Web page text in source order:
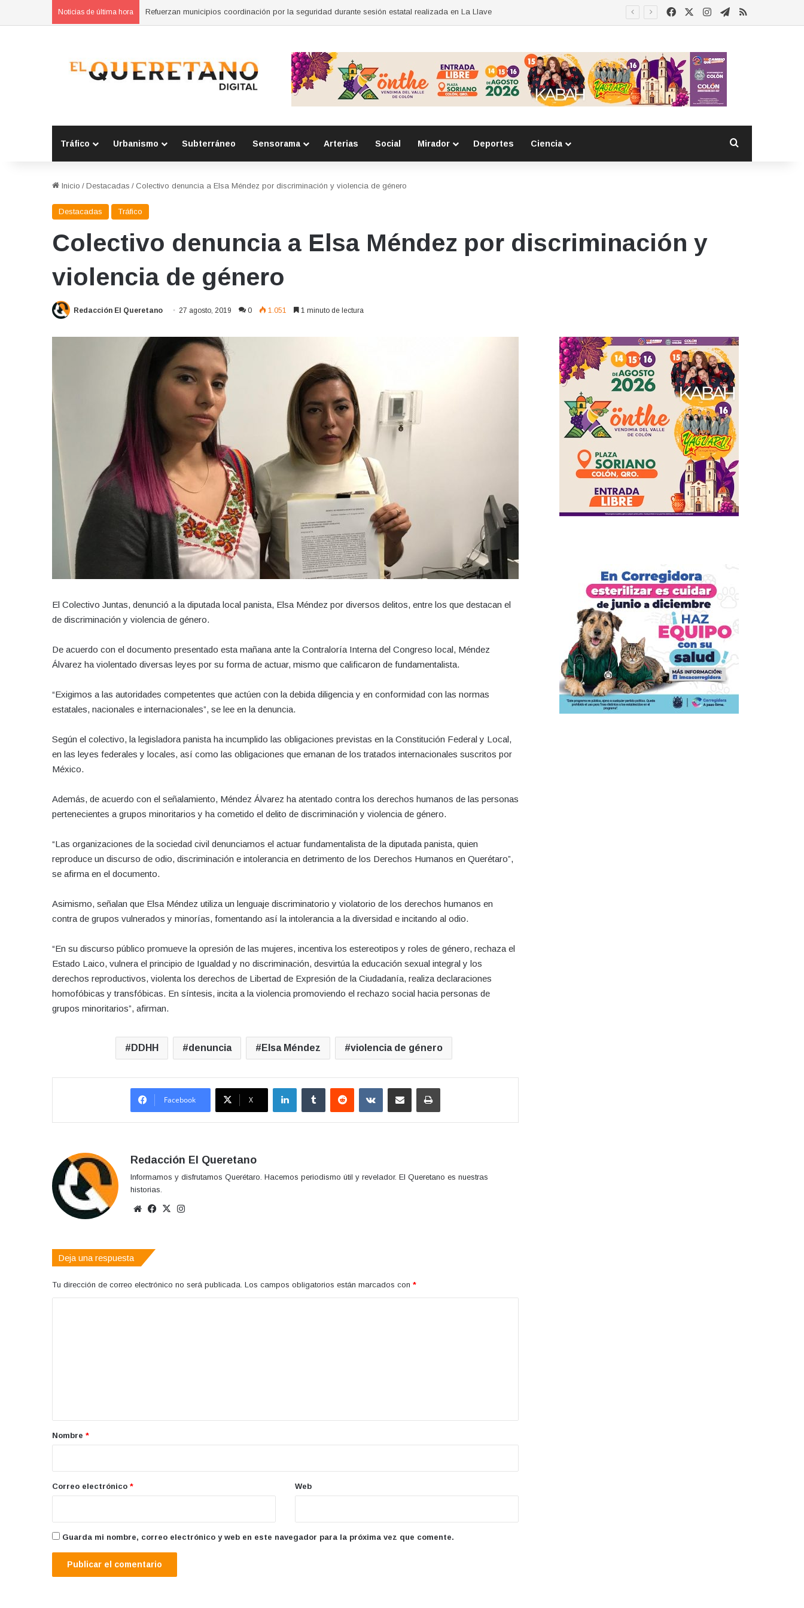
Noticias de última hora Clausura Marco Del Prete el taller Herramientas para Exportar FacebookInstagram
Telegram
RSS
Tráfico Urbanismo Subterráneo Sensorama Arterias Social Mirador Deportes Ciencia
Inicio / Destacadas / Colectivo denuncia a Elsa Méndez por discriminación y violencia de género
Destacadas Tráfico
Colectivo denuncia a Elsa Méndez por discriminación y
violencia de género
Redacción El Queretano 27 agosto, 2019 0 1.051 1 minuto de lectura
El Colectivo Juntas, denunció a la diputada local panista, Elsa Méndez por diversos delitos, entre los que destacan el
de discriminación y violencia de género.
De acuerdo con el documento presentado esta mañana ante la Contraloría Interna del Congreso local, Méndez
Álvarez ha violentado diversas leyes por su forma de actuar, mismo que calificaron de fundamentalista.
“Exigimos a las autoridades competentes que actúen con la debida diligencia y en conformidad con las normas
estatales, nacionales e internacionales”, se lee en la denuncia.
Según el colectivo, la legisladora panista ha incumplido las obligaciones previstas en la Constitución Federal y Local,
en las leyes federales y locales, así como las obligaciones que emanan de los tratados internacionales suscritos por
México.
Además, de acuerdo con el señalamiento, Méndez Álvarez ha atentado contra los derechos humanos de las personas
pertenecientes a grupos minoritarios y ha cometido el delito de discriminación y violencia de género.
“Las organizaciones de la sociedad civil denunciamos el actuar fundamentalista de la diputada panista, quien
reproduce un discurso de odio, discriminación e intolerancia en detrimento de los Derechos Humanos en Querétaro”,
se afirma en el documento.
Asimismo, señalan que Elsa Méndez utiliza un lenguaje discriminatorio y violatorio de los derechos humanos en
contra de grupos vulnerados y minorías, fomentando así la intolerancia a la diversidad e incitando al odio.
“En su discurso público promueve la opresión de las mujeres, incentiva los estereotipos y roles de género, rechaza el
Estado Laico, vulnera el principio de Igualdad y no discriminación, desvirtúa la educación sexual integral y los
derechos reproductivos, violenta los derechos de Libertad de Expresión de la Ciudadanía, realiza declaraciones
homofóbicas y transfóbicas. En síntesis, incita a la violencia promoviendo el rechazo social hacia personas de
grupos minoritarios”, afirman.
DDHH denuncia Elsa Méndez violencia de género
Facebook X
LinkedInTumblr Reddit VKontakteCompartir por correo electrónicoImprimir
Redacción El Queretano
Informamos y disfrutamos Querétaro. Hacemos periodismo útil y revelador. El Queretano es nuestras
historias.
Sitio
Facebook
X
Deja una respuesta
Tu dirección de correo electrónico no será publicada. Los campos obligatorios están marcados con *
r
*
Nombre *
Correo electrónico * Web
Guarda mi nombre, correo electrónico y web en este navegador para la próxima vez que comente.